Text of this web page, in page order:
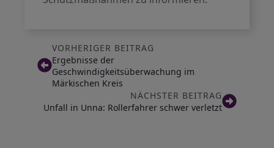
VORHERIGER BEITRAG
Ergebnisse der
Geschwindigkeitsüberwachung im
Märkischen Kreis
NÄCHSTER BEITRAG
Unfall in Unna: Rollerfahrer schwer verletzt